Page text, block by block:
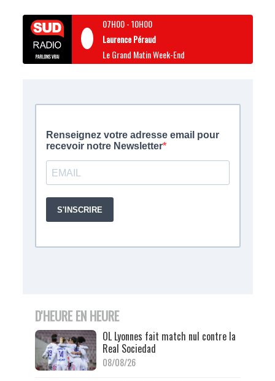
07H00-10H00
Laurence Péraud
Le Grand Matin Week-End
D'HEURE EN HEURE
OL Lyonnes fait match nul contre la
Real Sociedad
08/08/26